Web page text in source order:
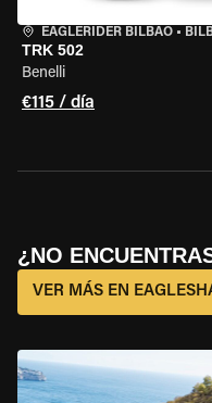
EAGLERIDER BILBAO •
TRK 502
Benelli
€115 / día
¿NO
VER MÁS EN